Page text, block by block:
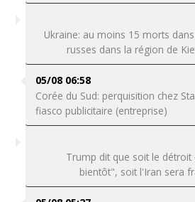
Ukraine: au moins 15 morts
russes dans la région de
05/08 06:58
Corée du Sud: perquisition chez
fiasco publicitaire (entreprise)
Trump dit que soit le
bientôt", soit l'Iran sera